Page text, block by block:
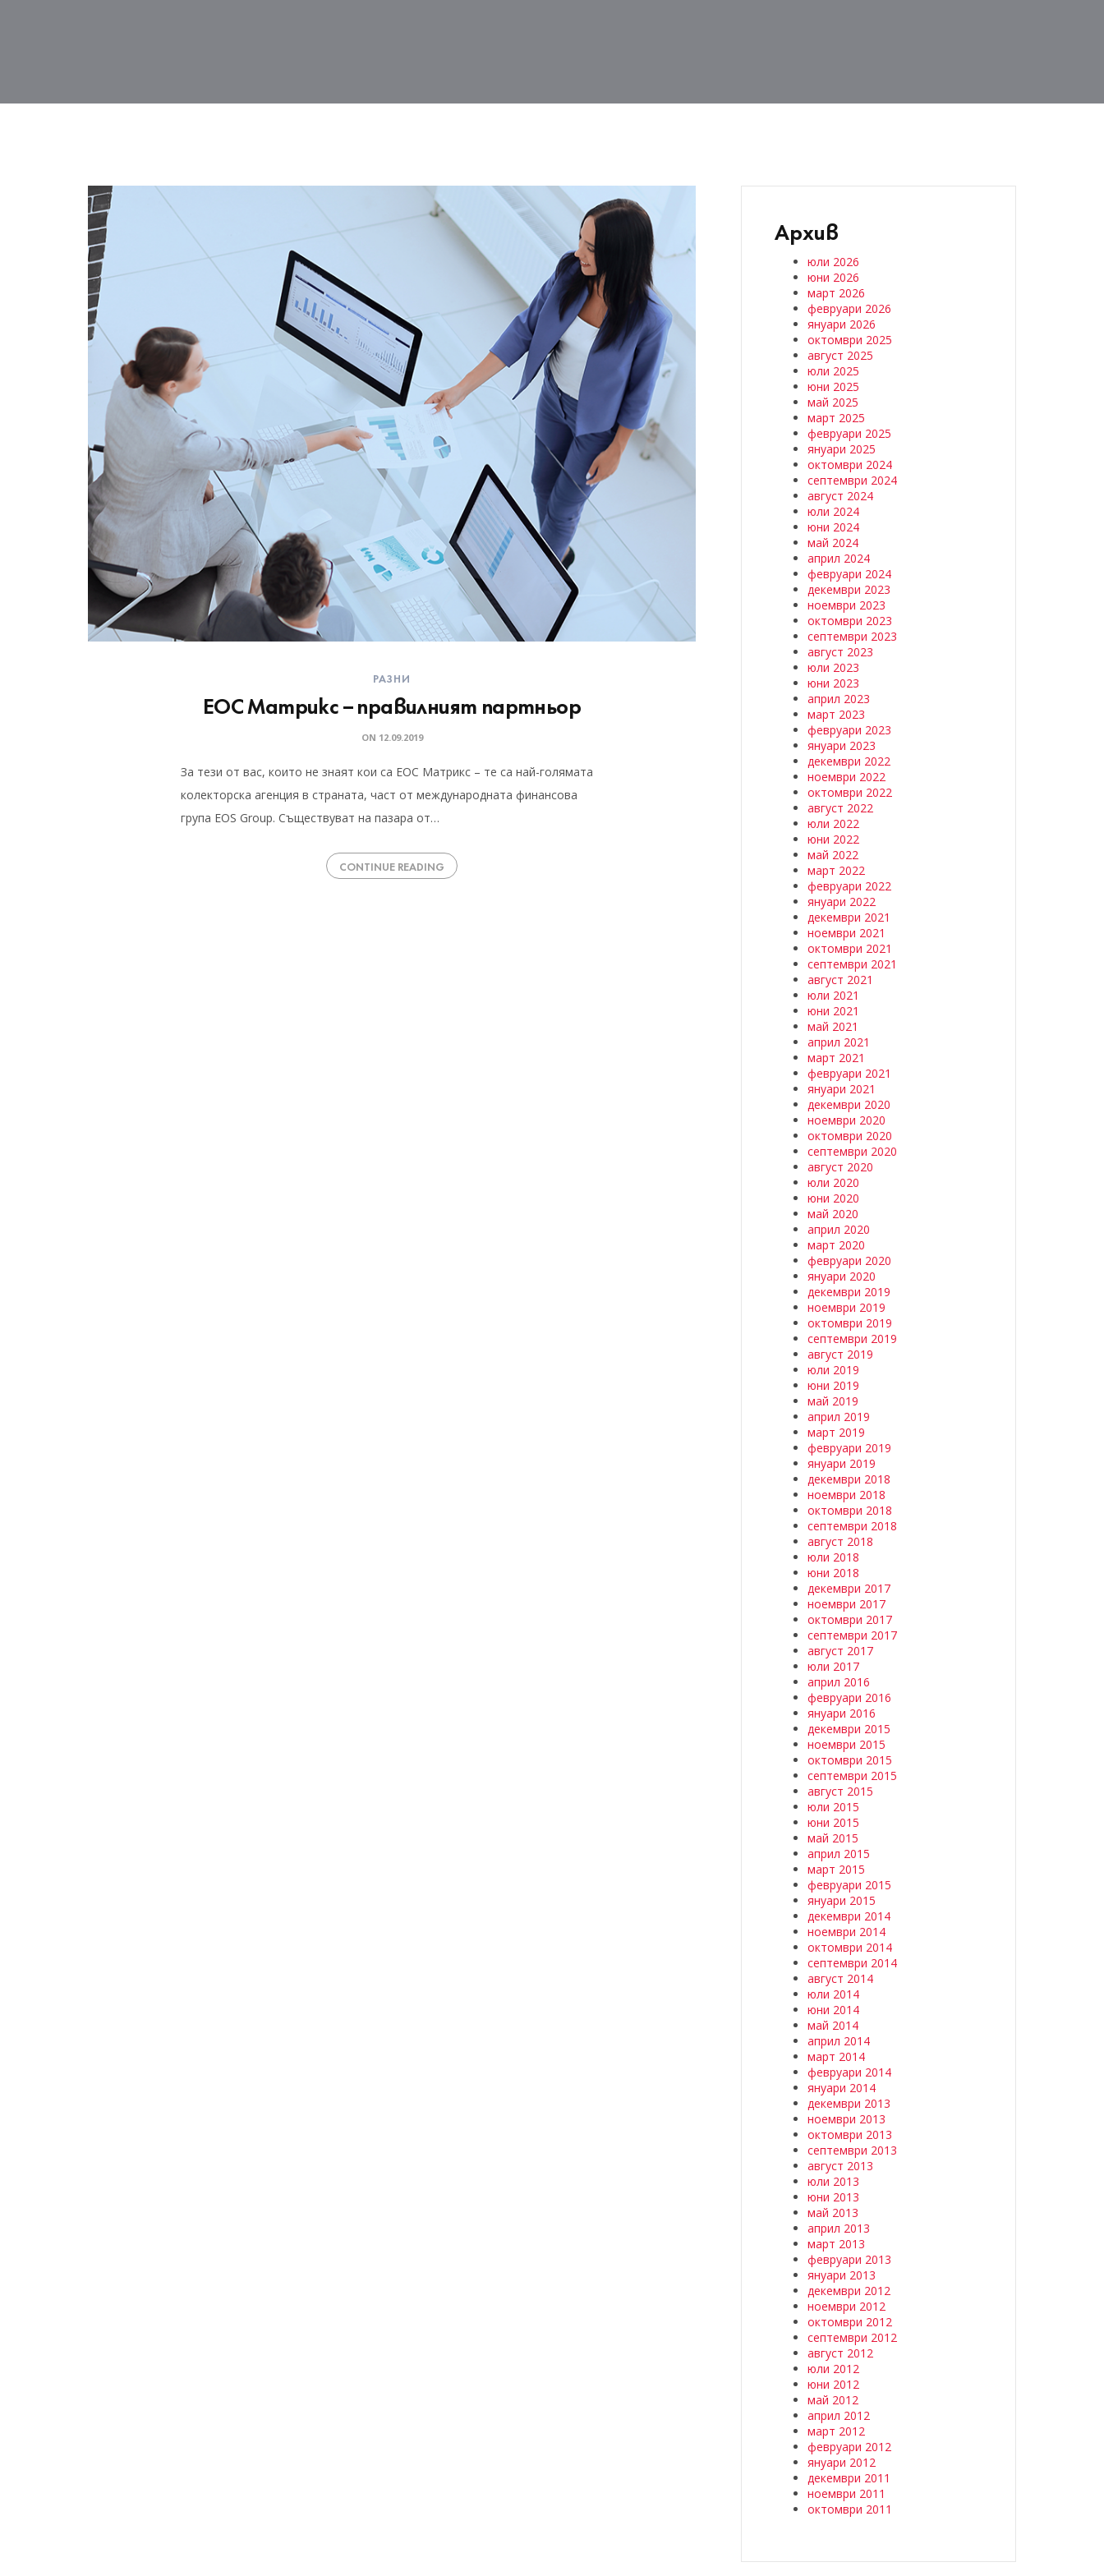
РАЗНИ
ЕОС Матрикс – правилният партньор
ON 12.09.2019
За тези от вас, които не знаят кои са ЕОС Матрикс – те са най-голямата
колекторска агенция в страната, част от международната финансова
група EOS Group. Съществуват на пазара от…
CONTINUE READING
Архив
юли 2026
юни 2026
март 2026
февруари 2026
януари 2026
октомври 2025
август 2025
юли 2025
юни 2025
май 2025
март 2025
февруари 2025
януари 2025
октомври 2024
септември 2024
август 2024
юли 2024
юни 2024
май 2024
април 2024
февруари 2024
декември 2023
ноември 2023
октомври 2023
септември 2023
август 2023
юли 2023
юни 2023
април 2023
март 2023
февруари 2023
януари 2023
декември 2022
ноември 2022
октомври 2022
август 2022
юли 2022
юни 2022
май 2022
март 2022
февруари 2022
януари 2022
декември 2021
ноември 2021
октомври 2021
септември 2021
август 2021
юли 2021
юни 2021
май 2021
април 2021
март 2021
февруари 2021
януари 2021
декември 2020
ноември 2020
октомври 2020
септември 2020
август 2020
юли 2020
юни 2020
май 2020
април 2020
март 2020
февруари 2020
януари 2020
декември 2019
ноември 2019
октомври 2019
септември 2019
август 2019
юли 2019
юни 2019
май 2019
април 2019
март 2019
февруари 2019
януари 2019
декември 2018
ноември 2018
октомври 2018
септември 2018
август 2018
юли 2018
юни 2018
декември 2017
ноември 2017
октомври 2017
септември 2017
август 2017
юли 2017
април 2016
февруари 2016
януари 2016
декември 2015
ноември 2015
октомври 2015
септември 2015
август 2015
юли 2015
юни 2015
май 2015
април 2015
март 2015
февруари 2015
януари 2015
декември 2014
ноември 2014
октомври 2014
септември 2014
август 2014
юли 2014
юни 2014
май 2014
април 2014
март 2014
февруари 2014
януари 2014
декември 2013
ноември 2013
октомври 2013
септември 2013
август 2013
юли 2013
юни 2013
май 2013
април 2013
март 2013
февруари 2013
януари 2013
декември 2012
ноември 2012
октомври 2012
септември 2012
август 2012
юли 2012
юни 2012
май 2012
април 2012
март 2012
февруари 2012
януари 2012
декември 2011
ноември 2011
октомври 2011